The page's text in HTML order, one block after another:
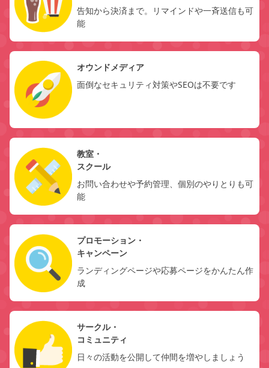
告知から決済まで。リマインドや一斉送信も可
能
オウンドメディア
面倒なセキュリティ対策やSEOは不要です
教室・
スクール
お問い合わせや予約管理、個別のやりとりも可
能
プロモーション・
キャンペーン
ランディングページや応募ページをかんたん作
成
サークル・
コミュニティ
日々の活動を公開して仲間を増やしましょう